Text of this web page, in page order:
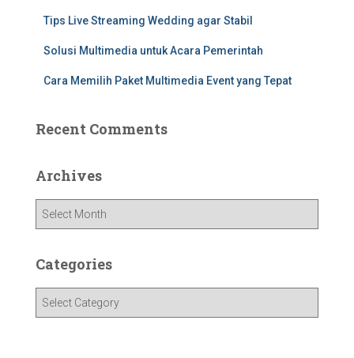
Tips Live Streaming Wedding agar Stabil
Solusi Multimedia untuk Acara Pemerintah
Cara Memilih Paket Multimedia Event yang Tepat
Recent Comments
Archives
Categories